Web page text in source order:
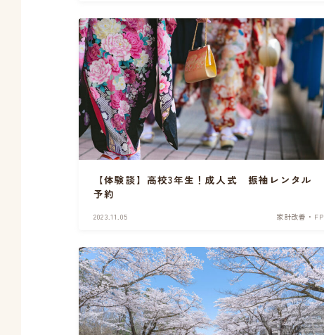
【体験談】高校3年生！成人式 振袖レンタル
予約
2023.11.05 家計改善・FP